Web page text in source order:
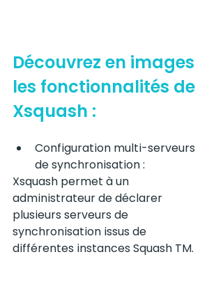
Découvrez en images
les fonctionnalités de
Xsquash :
Configuration multi-serveurs
de synchronisation :
Xsquash permet à un
administrateur de déclarer
plusieurs serveurs de
synchronisation issus de
différentes instances Squash TM.